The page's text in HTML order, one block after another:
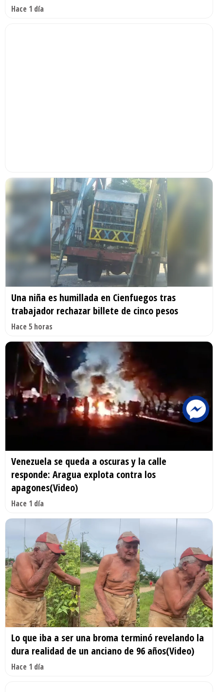
Hace 1 día
Una niña es humillada en Cienfuegos tras
trabajador rechazar billete de cinco pesos
Hace 5 horas
Venezuela se queda a oscuras y la calle
responde: Aragua explota contra los
apagones(Video)
Hace 1 día
Lo que iba a ser una broma terminó revelando la
dura realidad de un anciano de 96 años(Video)
Hace 1 día